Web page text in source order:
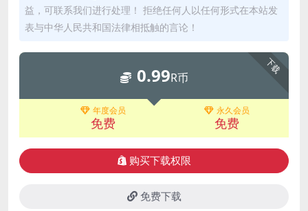
益，可联系我们进行处理！ 拒绝任何人以任何形式在本站发
表与中华人民共和国法律相抵触的言论！
下载
0.99R币
年度会员
免费
永久会员
免费
购买下载权限
免费下载